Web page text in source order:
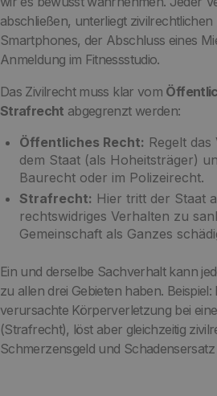
abschließen, unterliegt zivilrechtlichen
Smartphones, der Abschluss eines
Anmeldung im Fitnessstudio.
Das Zivilrecht muss klar vom
Strafrecht abgegrenzt werden:
Öffentliches Recht: Regelt
dem Staat (als Hoheitsträger)
Baurecht oder im Polizeirecht.
Strafrecht: Hier tritt der Staat
rechtswidriges Verhalten zu
Gemeinschaft als Ganzes
Ein und derselbe Sachverhalt kann
zu allen drei Gebieten haben.
verursachte Körperverletzung bei
(Strafrecht), löst aber gleichzeitig
Schmerzensgeld und Schadensersatz